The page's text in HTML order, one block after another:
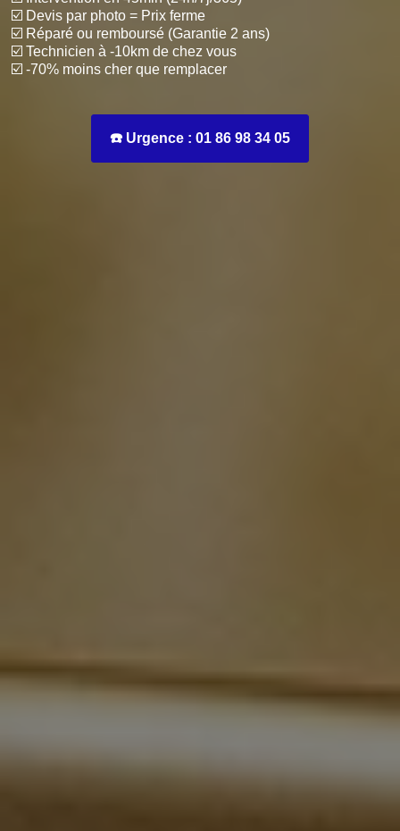
☑️ Devis par photo = Prix ferme
☑️ Réparé ou remboursé (Garantie 2 ans)
☑️ Technicien à -10km de chez vous
☑️ -70% moins cher que remplacer
☎️ Urgence : 01 86 98 34 05